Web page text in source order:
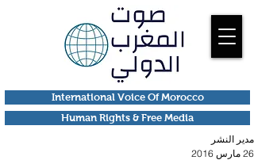
Human Rights & Free Media
International Voice Of Morocco
مدير النشر
26 مارس 2016